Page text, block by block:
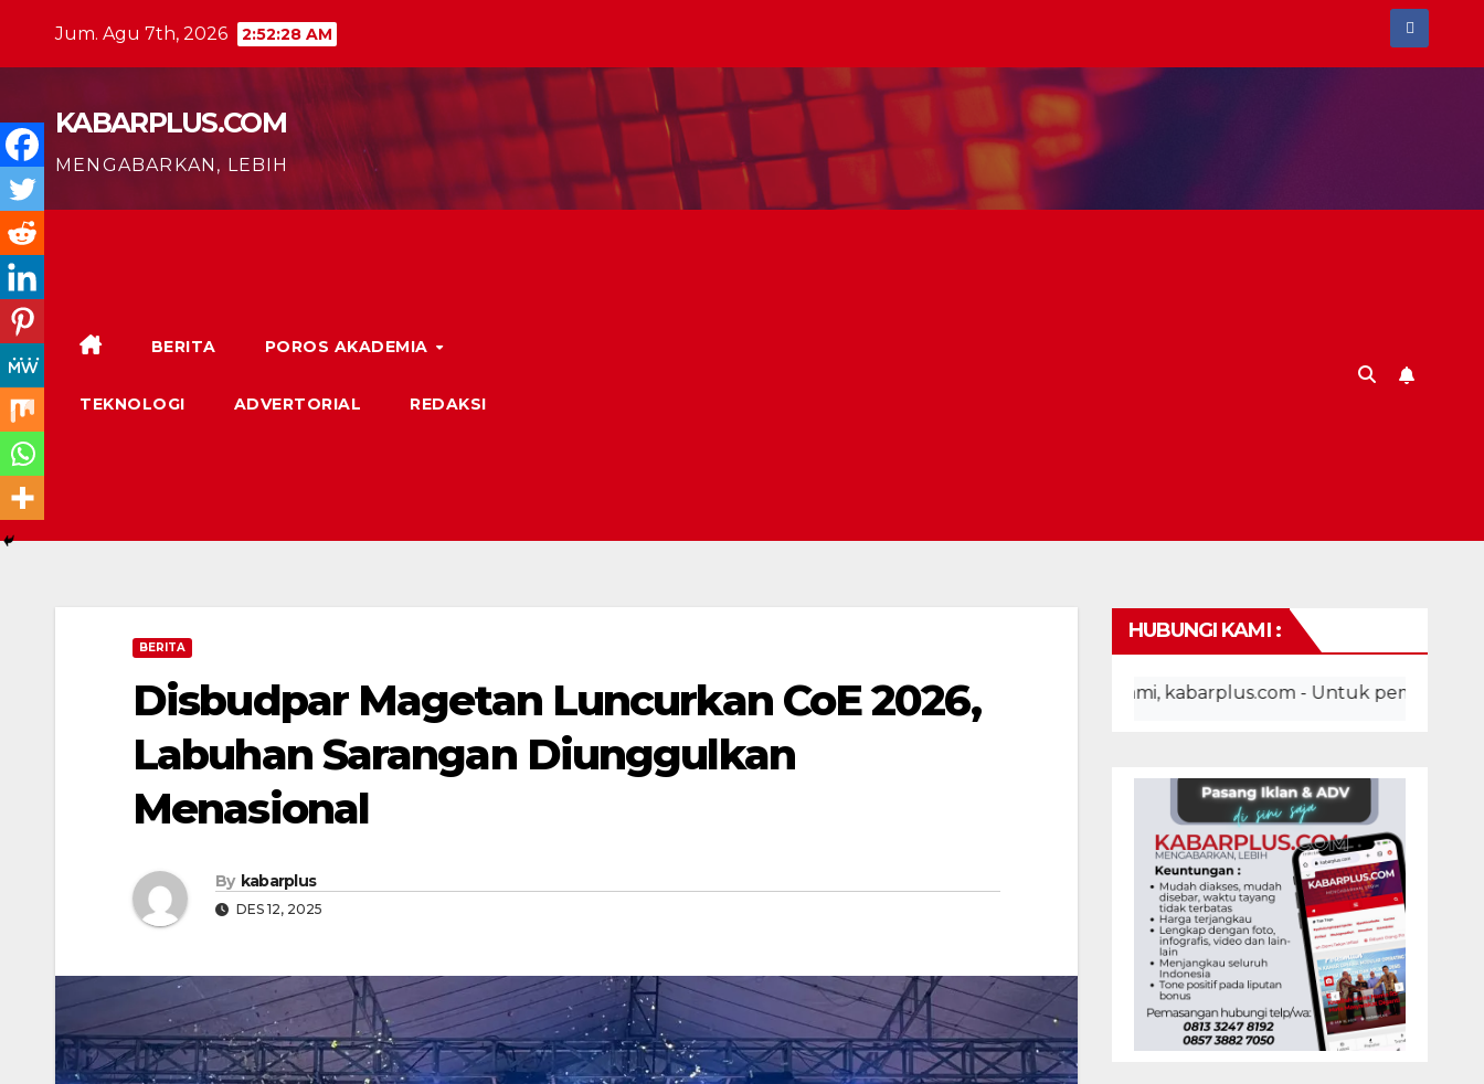
Jum. Agu 7th, 2026 2:52:30 AM
KABARPLUS.COM
MENGABARKAN, LEBIH
BERITA POROS AKADEMIA
TEKNOLOGI ADVERTORIAL REDAKSI
BERITA
Disbudpar Magetan Luncurkan CoE 2026,
Labuhan Sarangan Diunggulkan
Menasional
By kabarplus
DES 12, 2025
HUBUNGI KAMI :
Selamat datang di website kami, kabarplus.com - Untuk pemasangan iklan,